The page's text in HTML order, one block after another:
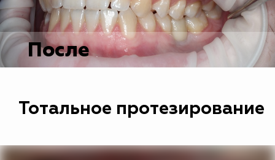
После
Тотальное протезирование